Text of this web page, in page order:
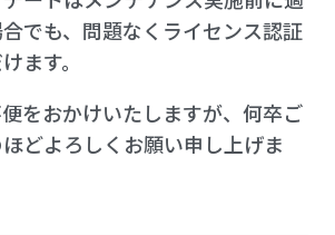
でも、問題なくライセンス認証
ます。
どよろしくお願い申し上げま